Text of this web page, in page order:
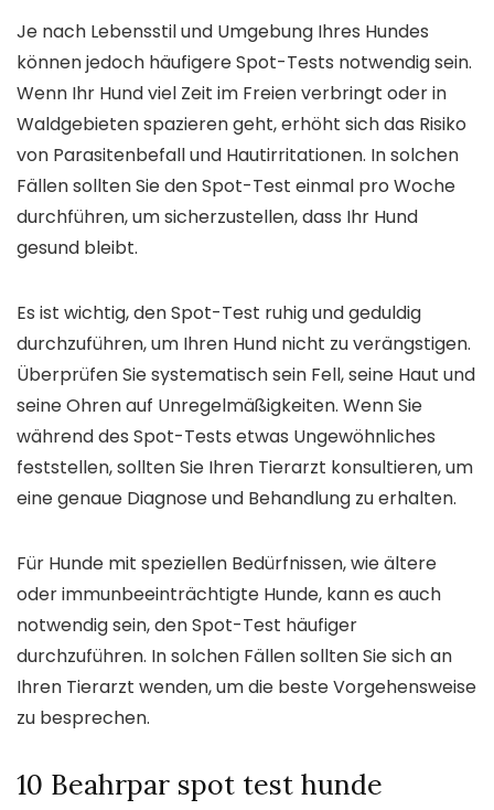
Je nach Lebensstil und Umgebung Ihres Hundes
können jedoch häufigere Spot-Tests notwendig sein.
Wenn Ihr Hund viel Zeit im Freien verbringt oder in
Waldgebieten spazieren geht, erhöht sich das Risiko
von Parasitenbefall und Hautirritationen. In solchen
Fällen sollten Sie den Spot-Test einmal pro Woche
durchführen, um sicherzustellen, dass Ihr Hund
gesund bleibt.
Es ist wichtig, den Spot-Test ruhig und geduldig
durchzuführen, um Ihren Hund nicht zu verängstigen.
Überprüfen Sie systematisch sein Fell, seine Haut und
seine Ohren auf Unregelmäßigkeiten. Wenn Sie
während des Spot-Tests etwas Ungewöhnliches
feststellen, sollten Sie Ihren Tierarzt konsultieren, um
eine genaue Diagnose und Behandlung zu erhalten.
Für Hunde mit speziellen Bedürfnissen, wie ältere
oder immunbeeinträchtigte Hunde, kann es auch
notwendig sein, den Spot-Test häufiger
durchzuführen. In solchen Fällen sollten Sie sich an
Ihren Tierarzt wenden, um die beste Vorgehensweise
zu besprechen.
10 Beahrpar spot test hunde